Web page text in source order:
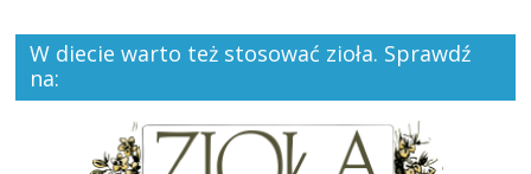
W diecie warto też stosować zioła. Sprawdź
na: